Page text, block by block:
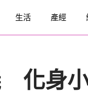
生活 產經
化身